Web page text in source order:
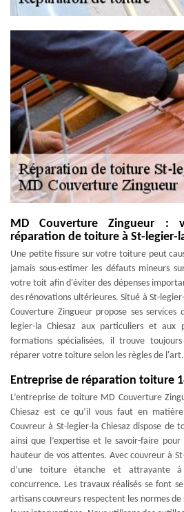
MD Couverture Zingueur :
réparation de toiture à St-legier-
Une petite fissure sur votre toiture peut
jamais sous-estimer les défauts mineurs
votre toit afin d'éviter des dépenses
des rénovations ultérieures. Situé à St-
Couverture Zingueur propose ses
legier-la Chiesaz aux particuliers et aux
formations spécialisées, il trouve
réparer votre toiture selon les règles de
Entreprise de réparation toiture
L’entreprise de toiture MD Couverture
Chiesaz est ce qu’il vous faut en
Couvreur à St-legier-la Chiesaz dispose de
ainsi que l’expertise et le savoir-faire
hauteur de vos attentes. Avec couvreur à
d’une toiture étanche et attrayante
concurrence. Les travaux réalisés se font
artisans couvreurs respectent les normes